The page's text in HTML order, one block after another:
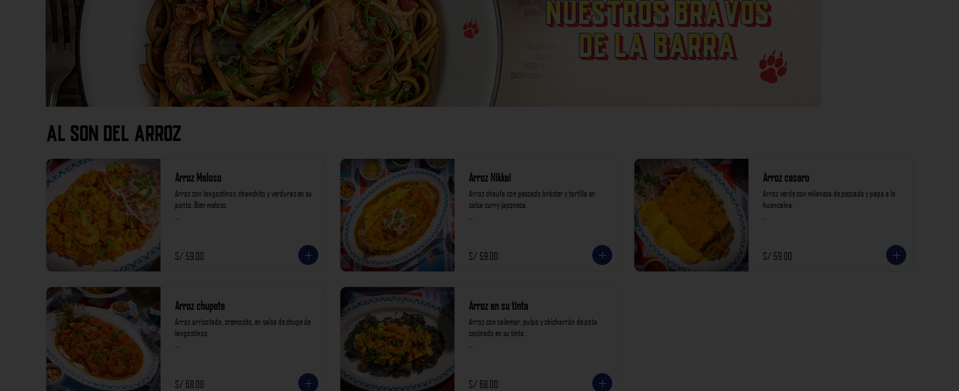
AL SON DEL ARROZ
Arroz Meloso
Arroz con langostinos, chanchito y verduras en su
punto. Bien meloso.
S/ 59.00
Arroz Nikkei
Arroz chaufa con pescado bróster y tortilla en
salsa curry japonesa.
S/ 59.00
Arroz casero
Arroz verde con milanesa de pescado y papa a la
huancaína.
S/ 59.00
Arroz chupete
Arroz arrisotado, cremosito, en salsa de chupe de
langostinos.
S/ 68.00
Arroz en su tinta
Arroz con calamar, pulpo y chicharrón de pota
cocinado en su tinta.
S/ 68.00